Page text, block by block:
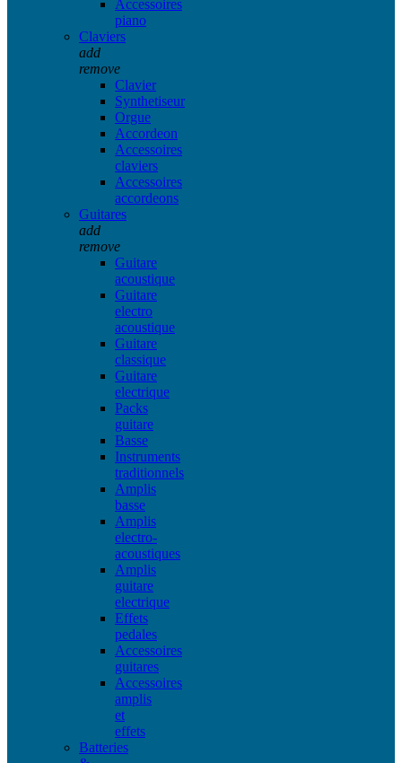
Accessoires
piano
Claviers
add
remove
Clavier
Synthetiseur
Orgue
Accordeon
Accessoires
claviers
Accessoires
accordeons
Guitares
add
remove
Guitare
acoustique
Guitare
electro
acoustique
Guitare
classique
Guitare
electrique
Packs
guitare
Basse
Instruments
traditionnels
Amplis
basse
Amplis
electro-
acoustiques
Amplis
guitare
electrique
Effets
pedales
Accessoires
guitares
Accessoires
amplis
et
effets
Batteries